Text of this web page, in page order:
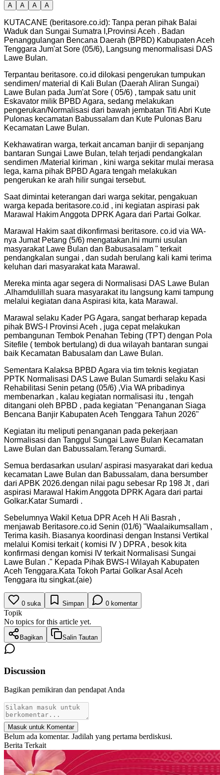
A A A A
KUTACANE (beritasore.co.id): Tanpa peran pihak Balai
Waduk dan Sungai Sumatra I,Provinsi Aceh . Badan
Penanggulangan Bencana Daerah (BPBD) Kabupaten Aceh
Tenggara Jum'at Sore (05/6), Langsung menormalisasi DAS
Lawe Bulan.
Terpantau beritasore. co.id dilokasi pengerukan tumpukan
sendimen/ material di Kali Bulan (Daerah Aliran Sungai)
Lawe Bulan pada Jum'at Sore ( 05/6) , tampak satu unit
Eskavator milik BPBD Agara, sedang melakukan
pengerukan/Normalisasi dari bawah jembatan Titi Abri Kute
Pulonas kecamatan Babussalam dan Kute Pulonas Baru
Kecamatan Lawe Bulan.
Kekhawatiran warga, terkait ancaman banjir di sepanjang
bantaran Sungai Lawe Bulan, telah terjadi pendangkalan
sendimen /Material kiriman , kini warga sekitar mulai merasa
lega, karna pihak BPBD Agara tengah melakukan
pengerukan ke arah hilir sungai tersebut.
Saat dimintai keterangan dari warga sekitar, pengakuan
warga kepada beritasore.co.id , ini kegiatan aspirasi pak
Marawal Hakim Anggota DPRK Agara dari Partai Golkar.
Marawal Hakim saat dikonfirmasi beritasore. co.id via WA-
nya Jumat Petang (5/6) mengatakan.Ini murni usulan
masyarakat Lawe Bulan dan Babusasalam " terkait
pendangkalan sungai , dan sudah berulang kali kami terima
keluhan dari masyarakat kata Marawal.
Mereka minta agar segera di Normalisasi DAS Lawe Bulan
.Alhamdulillah suara masyarakat itu langsung kami tampung
melalui kegiatan dana Aspirasi kita, kata Marawal.
Marawal selaku Kader PG Agara, sangat berharap kepada
pihak BWS-I Provinsi Aceh , juga cepat melakukan
pembangunan Tembok Penahan Tebing (TPT) dengan Pola
Sitefile ( tembok bertulang) di dua wilayah bantaran sungai
baik Kecamatan Babusalam dan Lawe Bulan.
Sementara Kalaksa BPBD Agara via tim teknis kegiatan
PPTK Normalisasi DAS Lawe Bulan Sumardi selaku Kasi
Rehabilitasi Senin petang (05/6) ,Via WA pribadinya
membenarkan , kalau kegiatan normalisasi itu , tengah
ditangani oleh BPBD , pada kegiatan "Penanganan Siaga
Bencana Banjir Kabupaten Aceh Tenggara Tahun 2026"
Kegiatan itu meliputi penanganan pada pekerjaan
Normalisasi dan Tanggul Sungai Lawe Bulan Kecamatan
Lawe Bulan dan Babussalam.Terang Sumardi.
Semua berdasarkan usulan/ aspirasi masyarakat dari kedua
kecamatan Lawe Bulan dan Babussalam, dana bersumber
dari APBK 2026.dengan nilai pagu sebesar Rp 198 Jt , dari
aspirasi Marawal Hakim Anggota DPRK Agara dari partai
Golkar.Katar Sumardi .
Sebelumnya Wakil Ketua DPR Aceh H Ali Basrah ,
menjawab Beritasore.co.id Senin (01/6) "Waalaikumsallam ,
Terima kasih. Biasanya koordinasi dengan Instansi Vertikal
melalui Komisi terkait ( komisi IV ) DPRA , besok kita
konfirmasi dengan komisi IV terkait Normalisasi Sungai
Lawe Bulan ." Kepada Pihak BWS-I Wilayah Kabupaten
Aceh Tenggara.Kata Tokoh Partai Golkar Asal Aceh
Tenggara itu singkat.(aie)
0 suka Simpan 0 komentar
Topik
No topics for this article yet.
Bagikan Salin Tautan
Discussion
Bagikan pemikiran dan pendapat Anda
Masuk untuk Komentar
Belum ada komentar. Jadilah yang pertama berdiskusi.
Berita Terkait